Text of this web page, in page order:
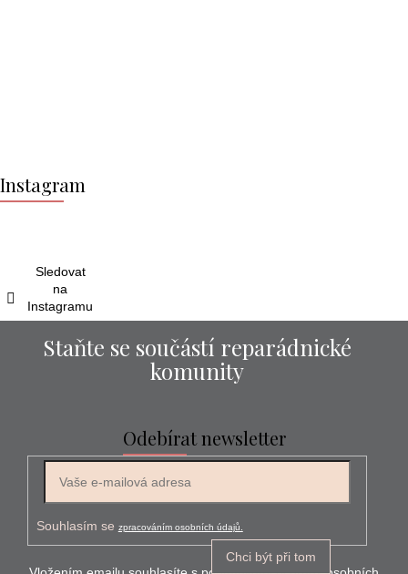
á
p
Instagram
Sledovat
na
Instagramu
Staňte se součástí reparádnické
komunity
Odebírat newsletter
Souhlasím se zpracováním osobních údajů.
Chci být při tom